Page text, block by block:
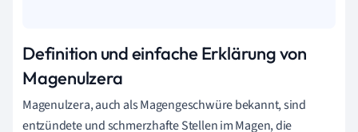
Definition und einfache Erklärung von
Magenulzera
Magenulzera, auch als Magengeschwüre bekannt, sind
entzündete und schmerzhafte Stellen im Magen, die